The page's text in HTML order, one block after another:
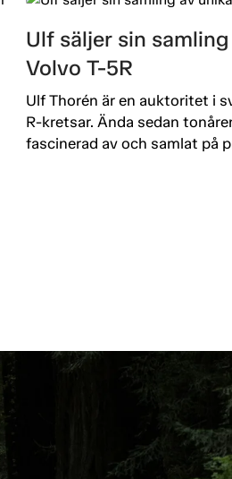
Ulf säljer sin
Volvo T-5R
Ulf Thorén är en auktoritet i
R-kretsar. Ända sedan
fascinerad av och samlat på